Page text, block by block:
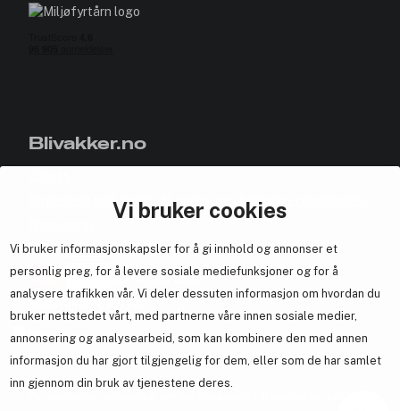
Vi bruker cookies
Vi bruker informasjonskapsler for å gi innhold og annonser et
personlig preg, for å levere sosiale mediefunksjoner og for å
analysere trafikken vår. Vi deler dessuten informasjon om hvordan du
bruker nettstedet vårt, med partnerne våre innen sosiale medier,
annonsering og analysearbeid, som kan kombinere den med annen
informasjon du har gjort tilgjengelig for dem, eller som de har samlet
inn gjennom din bruk av tjenestene deres.
Blivakker.no
Bli medlem helt gratis - få poeng og eksklusive rabattkoder.
Samarbeid med oss
En del avBrandsdal Group AS